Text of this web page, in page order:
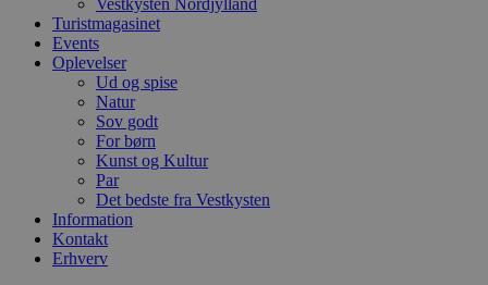
Vestkysten Nordjylland
Turistmagasinet
Events
Oplevelser
Ud og spise
Natur
Sov godt
For børn
Kunst og Kultur
Par
Det bedste fra Vestkysten
Information
Kontakt
Erhverv